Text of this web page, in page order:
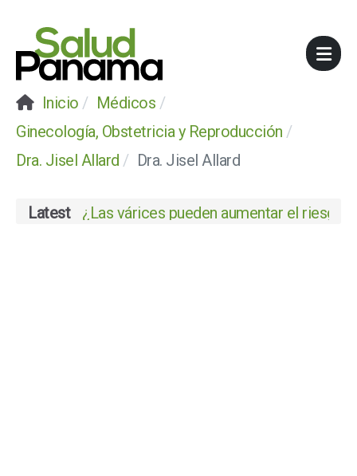
Inicio
Médicos
Ginecología, Obstetricia y Reproducción
Dra. Jisel Allard
Dra. Jisel Allard
Latest ¿Las várices pueden aumentar el riesgo